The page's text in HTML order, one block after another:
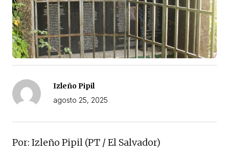
Izleño Pipil
agosto 25, 2025
Por: Izleño Pipil (PT / El Salvador)